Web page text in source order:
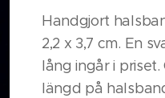
Handgjort
2,2 x 3,7 cm. En
lång ingår i
längd på